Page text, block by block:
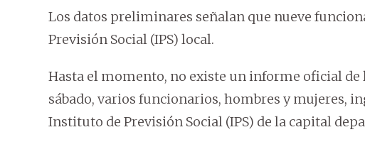
Los datos preliminares señalan que nueve
Previsión Social (IPS) local.
Hasta el momento, no existe un informe oficial de
sábado, varios funcionarios, hombres y mujeres,
Instituto de Previsión Social (IPS) de la capital